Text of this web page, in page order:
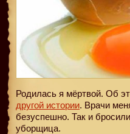
Родилась я мёртвой. Об
другой истории. Врачи
безуспешно. Так и
уборщица.